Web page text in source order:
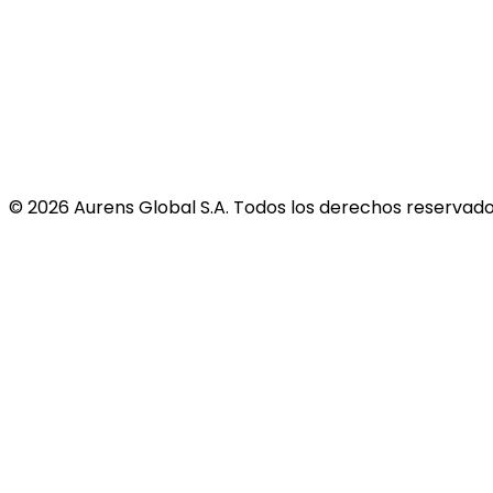
©2026Aurens Global S.A. Todos los derechos